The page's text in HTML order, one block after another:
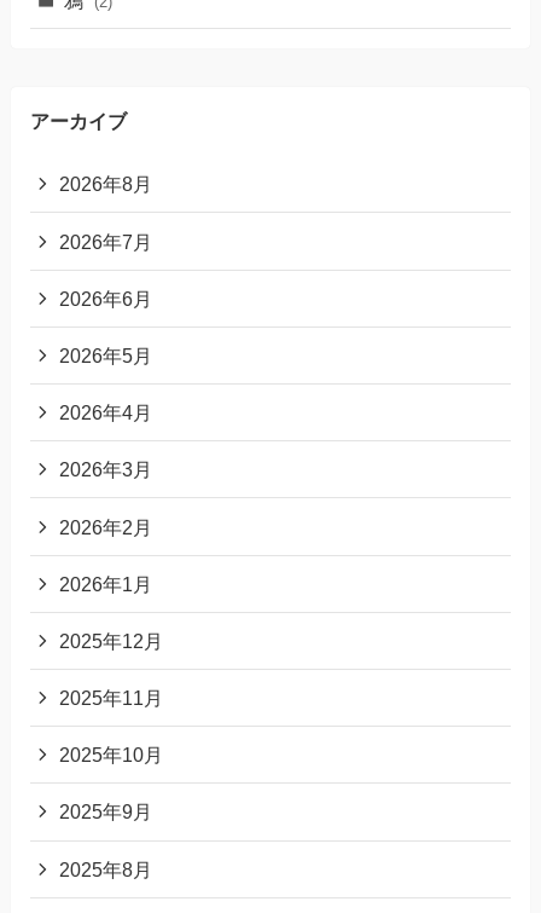
アーカイブ
2026年8月
2026年7月
2026年6月
2026年5月
2026年4月
2026年3月
2026年2月
2026年1月
2025年12月
2025年11月
2025年10月
2025年9月
2025年8月